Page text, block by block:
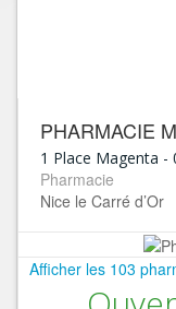
PHARMACIE
1 Place Magenta -
Pharmacie
Nice le Carré d’Or
Afficher les 103